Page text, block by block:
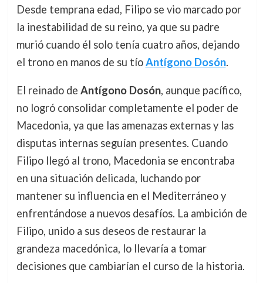
Desde temprana edad, Filipo se vio marcado por
la inestabilidad de su reino, ya que su padre
murió cuando él solo tenía cuatro años, dejando
el trono en manos de su tíoAntígono Dosón.
El reinado de Antígono Dosón, aunque pacífico,
no logró consolidar completamente el poder de
Macedonia, ya que las amenazas externas y las
disputas internas seguían presentes. Cuando
Filipo llegó al trono, Macedonia se encontraba
en una situación delicada, luchando por
mantener su influencia en el Mediterráneo y
enfrentándose a nuevos desafíos. La ambición de
Filipo, unido a sus deseos de restaurar la
grandeza macedónica, lo llevaría a tomar
decisiones que cambiarían el curso de la historia.